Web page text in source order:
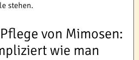
stehen.
von Mimosen:
wie man